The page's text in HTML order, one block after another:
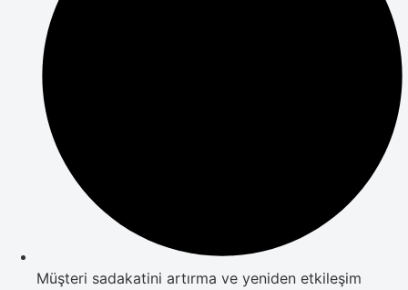
Müşteri sadakatini artırma ve yeniden etkileşim